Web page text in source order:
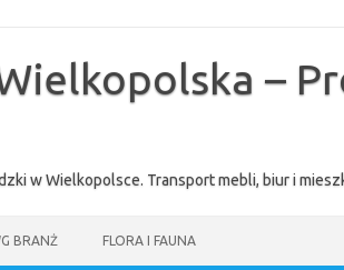
–
w Wielkopolsce. Transport mebli, biur i
BRANŻ FLORA I FAUNA